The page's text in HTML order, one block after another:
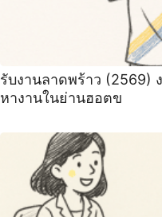
รับงานลาดพร้าว (2569)
หางานในย่านฮอตข